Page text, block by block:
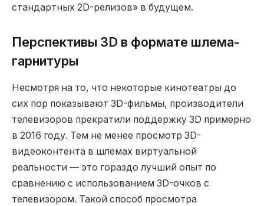
стандартных 2D-релизов» в будущем.
Перспективы 3D в формате шлема-
гарнитуры
Несмотря на то, что некоторые кинотеатры до
сих пор показывают 3D-фильмы, производители
телевизоров прекратили поддержку 3D примерно
в 2016 году. Тем не менее просмотр 3D-
видеоконтента в шлемах виртуальной
реальности — это гораздо лучший опыт по
сравнению с использованием 3D-очков с
телевизором. Такой способ просмотра